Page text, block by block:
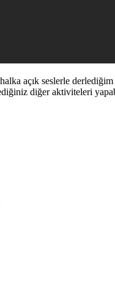
açık seslerle
diğer aktiviteleri